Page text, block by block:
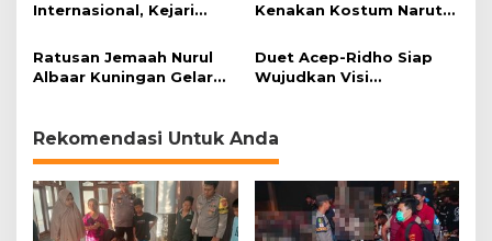
Internasional, Kejari
Ormas dan LSM
Kenakan Kostum Naruto
Ratusan Jemaah Nurul
Albaar Kuningan Gelar
Duet Acep-Ridho Siap
Wujudkan Visi
Rekomendasi Untuk Anda